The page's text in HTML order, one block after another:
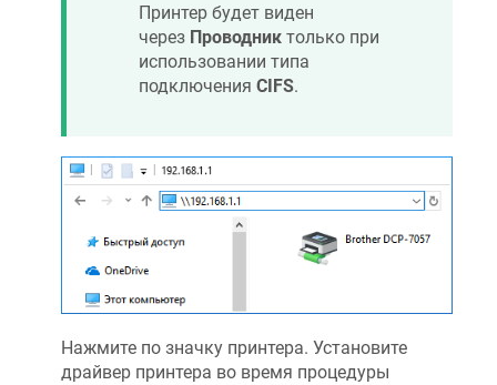
Принтер будет виден
через Проводник только при
использовании типа
подключения CIFS.
Нажмите по значку принтера. Установите
драйвер принтера во время процедуры